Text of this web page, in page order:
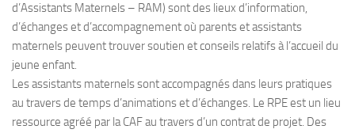
d’Assistants Maternels – RAM) sont des lieux d’information,
d’échanges et d’accompagnement où parents et assistants
maternels peuvent trouver soutien et conseils relatifs à l’accueil du
jeune enfant.
Les assistants maternels sont accompagnés dans leurs pratiques
au travers de temps d’animations et d’échanges. Le RPE est un lieu
ressource agréé par la CAF au travers d’un contrat de projet. Des